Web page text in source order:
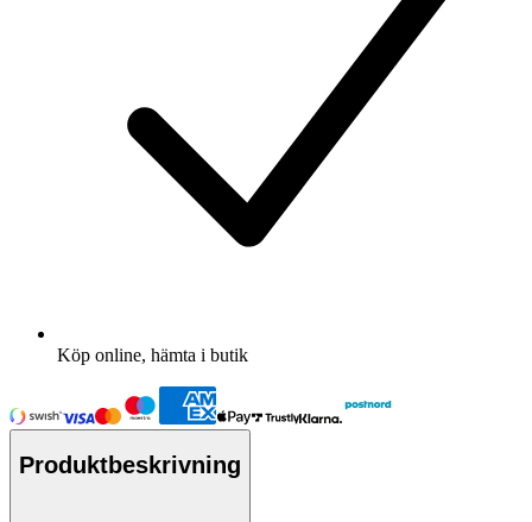
Köp online, hämta i butik
Produktbeskrivning